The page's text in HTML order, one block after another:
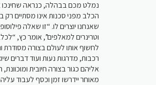
נמלט מכם בבהלה, כנראה שחינכו
הכלב מפני סכנות אינו מסתיים
שאנחנו יוצרים לו. “זו שאלה
וטרינרים למאלפים”, אומר כץ,
לחשוף אותו לעולם בצורה מסודרת
רכבות, מדרגות נעות ועוד דברים
אליהם כגור בצורה חיובית
מאוחר יידרשו זמן וכסף לעבוד